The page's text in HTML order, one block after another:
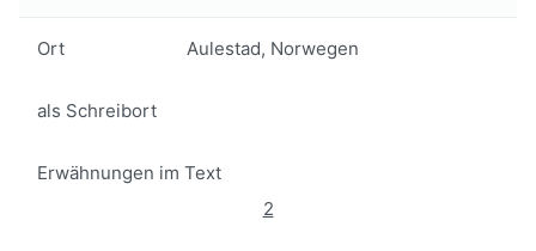
Ort Aulestad, Norwegen
als Schreibort
Erwähnungen im Text
2